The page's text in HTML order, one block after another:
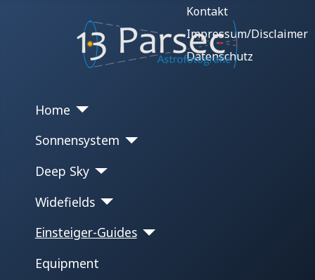
Kontakt
Impressum/Disclaimer
Datenschutz
Home
Sonnensystem
Deep Sky
Widefields
Einsteiger-Guides
Equipment